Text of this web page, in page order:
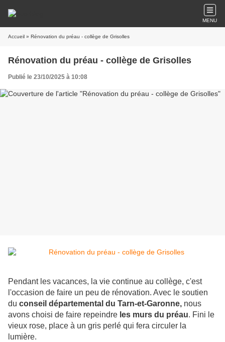
MENU
Accueil » Rénovation du préau - collège de Grisolles
Rénovation du préau - collège de Grisolles
Publié le 23/10/2025 à 10:08
Pendant les vacances, la vie continue au collège, c'est
l'occasion de faire un peu de rénovation. Avec le soutien
du conseil départemental du Tarn-et-Garonne, nous
avons choisi de faire repeindre les murs du préau. Fini le
vieux rose, place à un gris perlé qui fera circuler la
lumière.